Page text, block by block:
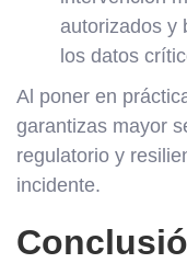
autorizados y
los datos
Al poner en
garantizas mayor
regulatorio y
incidente.